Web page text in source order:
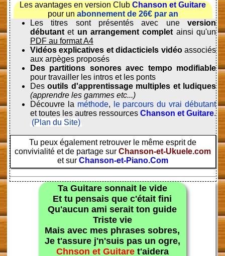
Les avantages en version ClubChanson et Guitare
pour un abonnement de 26€ par an
Les titres sont présentés avec uneversion
débutantet un arrangement complet ainsi qu'un
PDF au format A4
Vidéos explicatives et didacticiels vidéoassociés
aux arpèges proposés
Des partitions sonores avec tempo modifiable
pour travailler les intros et les ponts
Desoutils d'apprentissage multiples et ludiques
(apprendre les gammes etc...)
Découvre la méthode,
le parcours du vrai débutant
et toutes les autres ressourcesChanson et Guitare.
(Plan du Site)
Tu peux également retrouver le même esprit de
convivialité et de partage surChanson-et-Ukuele.com
et surChanson-et-Piano.Com
Ta Guitare sonnait le vide
Et tu pensais que c'était fini
Qu'aucun ami serait ton guide
Triste vie
Mais avec mes phrases sobres,
Je t'assure j'n'suis pas un ogre,
Chnson et Guitaret'aidera